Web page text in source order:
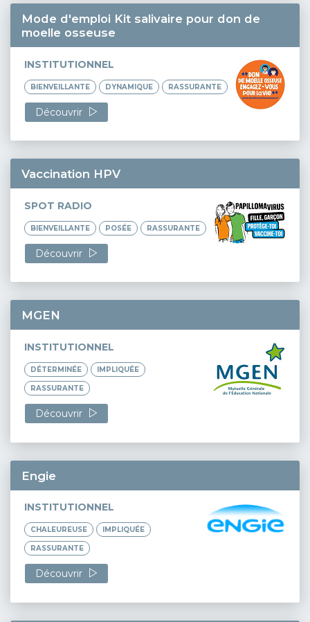
Mode d'emploi Kit salivaire pour don de
moelle osseuse
INSTITUTIONNEL
BIENVEILLANTE DYNAMIQUE RASSURANTE
Découvrir
Vaccination HPV
SPOT RADIO
BIENVEILLANTE POSÉE RASSURANTE
Découvrir
MGEN
INSTITUTIONNEL
DÉTERMINÉE IMPLIQUÉE
RASSURANTE
Découvrir
Engie
INSTITUTIONNEL
CHALEUREUSE IMPLIQUÉE
RASSURANTE
Découvrir